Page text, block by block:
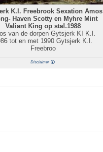
K.I. Freebrook Sexation Amos
Haven Scotty en Myhre Mint
Valiant King op stal.1988
van de dorpen Gytsjerk KI K.I.
tot en met 1990 Gytsjerk K.I.
Freebroo
Disclaimer